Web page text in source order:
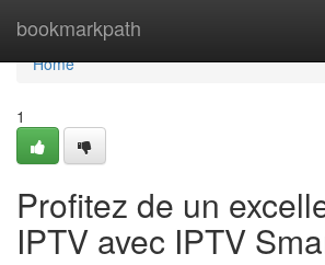
bookmarkpath
Home
Home
1
Profitez de un
IPTV avec IPTV